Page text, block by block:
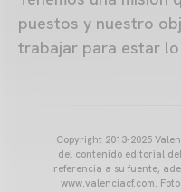
puestos y nuestro
trabajar para estar
Copyright 2013-2025
del contenido editorial
referencia a su fuente,
www.valenciacf.com.